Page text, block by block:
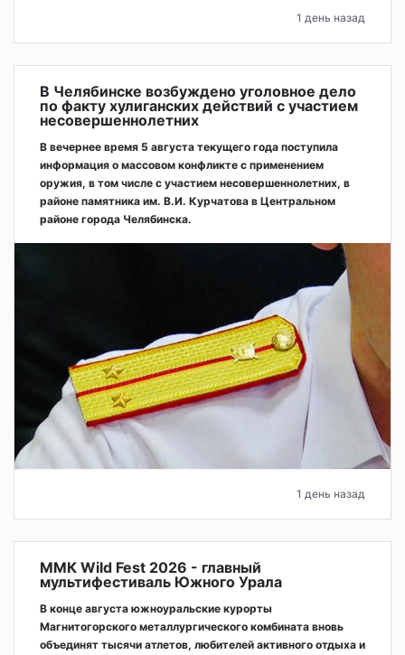
1 день назад
В Челябинске возбуждено уголовное дело
по факту хулиганских действий с участием
несовершеннолетних
В вечернее время 5 августа текущего года поступила
информация о массовом конфликте с применением
оружия, в том числе с участием несовершеннолетних, в
районе памятника им. В.И. Курчатова в Центральном
районе города Челябинска.
1 день назад
ММК Wild Fest 2026 - главный
мультифестиваль Южного Урала
В конце августа южноуральские курорты
Магнитогорского металлургического комбината вновь
объединят тысячи атлетов, любителей активного отдыха и